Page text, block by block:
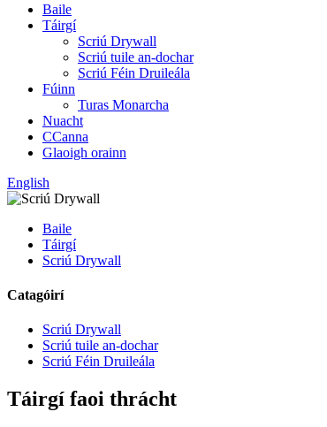
Baile
Táirgí
Scriú Drywall
Scriú tuile an-dochar
Scriú Féin Druileála
Fúinn
Turas Monarcha
Nuacht
CCanna
Glaoigh orainn
English
Baile
Táirgí
Scriú Drywall
Catagóirí
Scriú Drywall
Scriú tuile an-dochar
Scriú Féin Druileála
Táirgí faoi thrácht